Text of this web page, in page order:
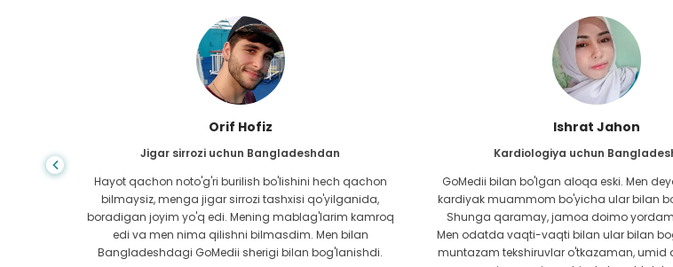
Orif Hofiz
Jigar sirrozi uchun Bangladeshdan
Hayot qachon noto'g'ri burilish bo'lishini hech qachon
bilmaysiz, menga jigar sirrozi tashxisi qo'yilganida,
boradigan joyim yo'q edi. Mening mablag'larim kamroq
edi va men nima qilishni bilmasdim. Men bilan
Bangladeshdagi GoMedii sherigi bilan bog'lanishdi.
Ishrat Jahon
Kardiologiya uchun
GoMedii bilan bo'lgan aloqa eski. Men
kardiyak muammom bo'yicha ular bilan
Shunga qaramay, jamoa doimo
Men odatda vaqti-vaqti bilan ular bilan
muntazam tekshiruvlar o'tkazaman, umid